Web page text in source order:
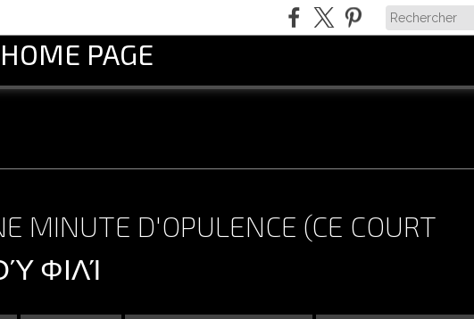
PAGE
MINUTE D'OPULENCE (CE COURT
ΦΙΛΊ